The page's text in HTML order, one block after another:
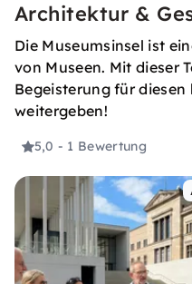
Architektur &
Die Museumsinsel ist
von Museen. Mit dieser
Begeisterung für
weitergeben!
5,0 - 1 Bewertung